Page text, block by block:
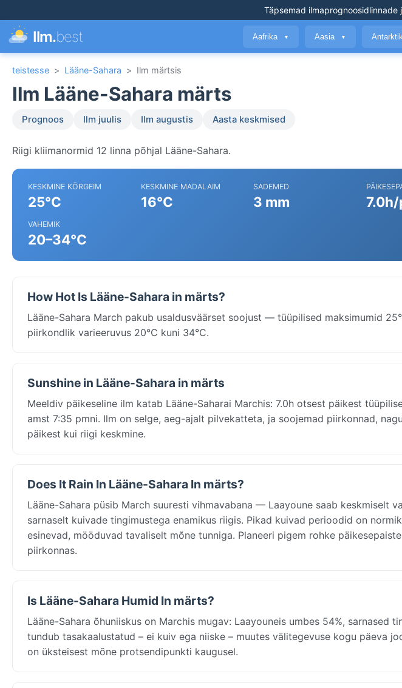
Täpsemad ilmaprognoosidlinnade
Ilm.best Aafrika ▼ Aasia ▼
teistesse > Lääne-Sahara > Ilm märtsis
Ilm Lääne-Sahara märts
Prognoos Ilm juulis Ilm augustis Aasta keskmised
Riigi kliimanormid 12 linna põhjal Lääne-Sahara.
KESKMINE KÕRGEIM
25°C
KESKMINE MADALAIM
16°C
SADEMED
3 mm
VAHEMIK
20–34°C
How Hot Is Lääne-Sahara in märts?
Lääne-Sahara March pakub usaldusväärset soojust — tüüpilised maksimumid
piirkondlik varieeruvus 20°C kuni 34°C.
Sunshine in Lääne-Sahara in märts
Meeldiv päikeseline ilm katab Lääne-Saharai Marchis: 7.0h otsest päikest
amst 7:35 pmni. Ilm on selge, aeg-ajalt pilvekatteta, ja soojemad piirkonnad,
päikest kui riigi keskmine.
Does It Rain In Lääne-Sahara In märts?
Lääne-Sahara püsib March suuresti vihmavabana — Laayoune saab keskmiselt
sarnaselt kuivade tingimustega enamikus riigis. Pikad kuivad perioodid on
esinevad, mööduvad tavaliselt mõne tunniga. Planeeri pigem rohke
piirkonnas.
Is Lääne-Sahara Humid In märts?
Lääne-Sahara õhuniiskus on Marchis mugav: Laayouneis umbes 54%, sarnased
tundub tasakaalustatud – ei kuiv ega niiske – muutes välitegevuse kogu päeva
on üksteisest mõne protsendipunkti kaugusel.